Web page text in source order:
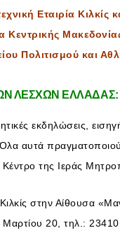
Εταιρία Κιλκίς
Κεντρικής
Πολιτισμού και
ΛΕΣΧΩΝ ΕΛΛΑΔΑΣ:
εκδηλώσεις,
Όλα αυτά
της Ιεράς
στην Αίθουσα
Μαρτίου 20, τηλ.: